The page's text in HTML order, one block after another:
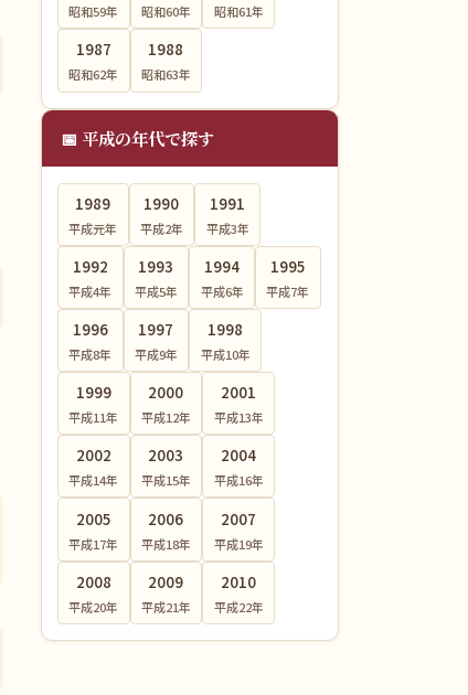
昭和59年 昭和60年 昭和61年
1987
昭和62年
1988
昭和63年
📅 平成の年代で探す
1989
平成元年
1990
平成2年
1991
平成3年
1992
平成4年
1993
平成5年
1994
平成6年
1995
平成7年
1996
平成8年
1997
平成9年
1998
平成10年
1999
平成11年
2000
平成12年
2001
平成13年
2002
平成14年
2003
平成15年
2004
平成16年
2005
平成17年
2006
平成18年
2007
平成19年
2008
平成20年
2009
平成21年
2010
平成22年